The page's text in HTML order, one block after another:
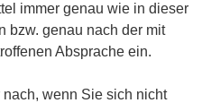
immer genau wie in dieser
bzw. genau nach der mit
Absprache ein.
nach, wenn Sie sich nicht